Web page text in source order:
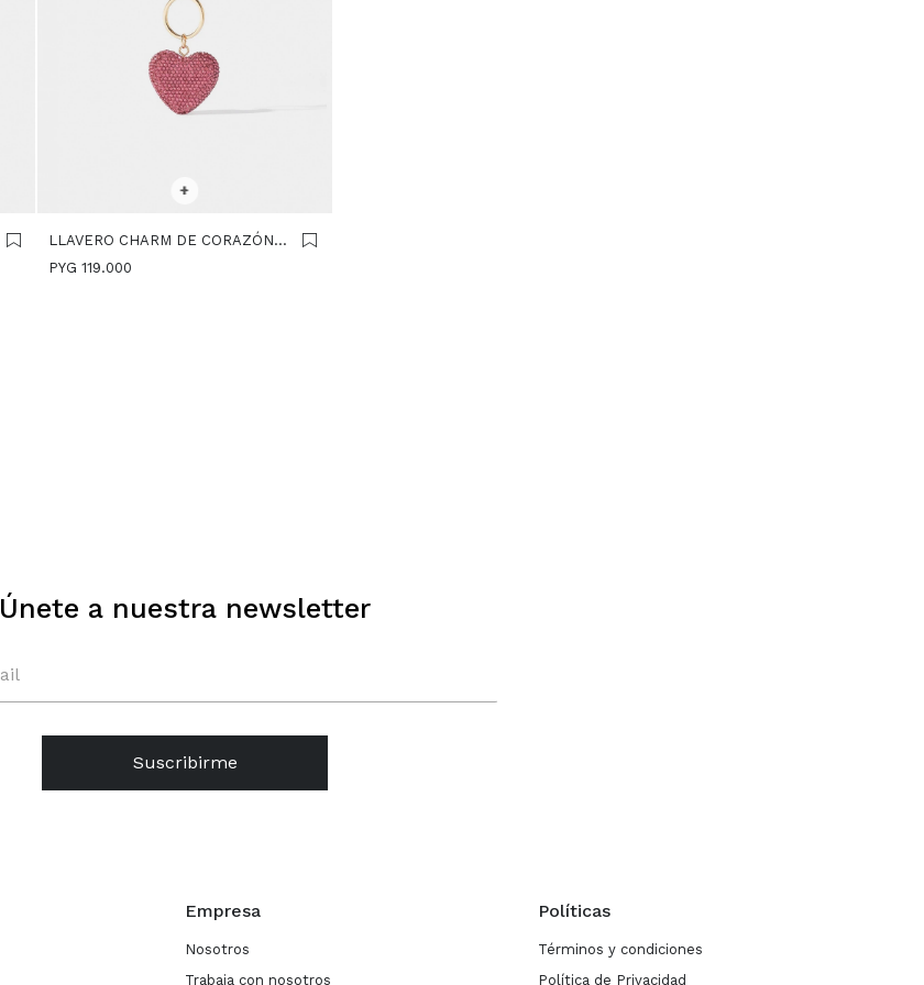
+
LLAVERO CHARM DE CORAZÓN -
ROSA
PYG 119.000
Empresa
Nosotros
Trabaja con nosotros
Políticas
Términos y condiciones
Política de Privacidad
Únete a nuestra newsletter
Suscribirme